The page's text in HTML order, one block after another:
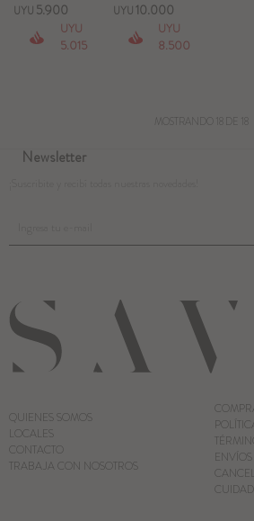
UYU 5.900
UYU
5.015
UYU10.000
UYU
8.500
MOSTRANDO 18 18
Newsletter
QUIENES SOMOS
LOCALES
CONTACTO
TRABAJA CON NOSOTROS
ENVÍOS